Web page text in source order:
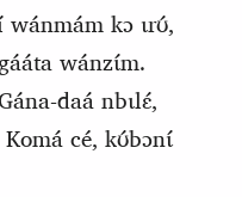
wánmám kɔ ɩrʊ́,
wánzɩ́m.
daá nbɩlɛ́,
cé, kʊ́bɔnɩ́